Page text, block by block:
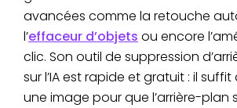
avancées comme la retouche
l’effaceur d’objets ou encore
clic. Son outil de suppression
sur l’IA est rapide et gratuit : il
une image pour que l’arrière-plan